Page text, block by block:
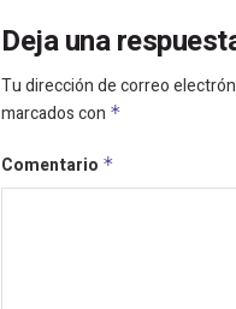
Deja una
Tu dirección de correo
marcados con *
Comentario *